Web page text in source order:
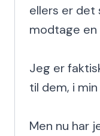
ellers er det
modtage en
Jeg er
til dem, i
Men nu har